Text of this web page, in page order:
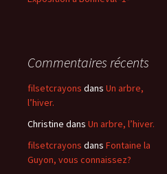
Commentaires récents
filsetcrayons dans Un arbre,
l’hiver.
Christine dans Un arbre, l’hiver.
filsetcrayons dans Fontaine la
Guyon, vous connaissez?